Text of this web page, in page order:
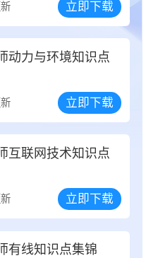
立即下载
动力与环境知识点
立即下载
互联网技术知识点
立即下载
有线知识点集锦